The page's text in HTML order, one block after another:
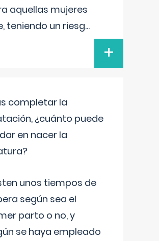
aquellas mujeres
teniendo un riesg...
+
completar la
¿cuánto puede
en nacer la
unos tiempos de
según sea el
parto o no, y
se haya empleado